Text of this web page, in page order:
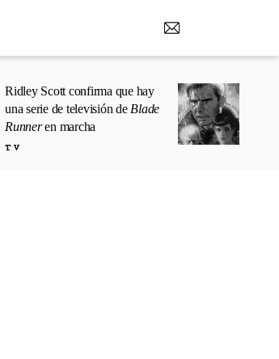
Ridley Scott confirma que hay
una serie de televisión de Blade
Runneren marcha
TV